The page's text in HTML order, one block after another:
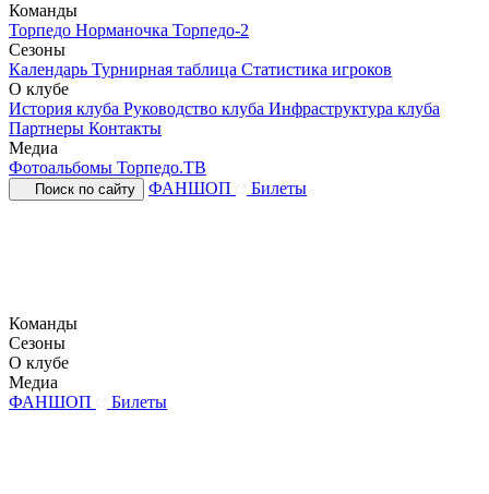
Команды
Торпедо Норманочка Торпедо-2
Сезоны
Календарь Турнирная таблица Статистика игроков
О клубе
История клуба Руководство клуба Инфраструктура клуба
Партнеры Контакты
Медиа
Фотоальбомы Торпедо.ТВ
Поиск по сайту ФАНШОП Билеты
Команды
Сезоны
О клубе
Медиа
ФАНШОП
Билеты